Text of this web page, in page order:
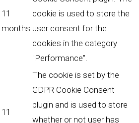
11
months
cookie is used to store the
user consent for the
cookies in the category
"Performance".
11
The cookie is set by the
GDPR Cookie Consent
plugin and is used to store
whether or not user has